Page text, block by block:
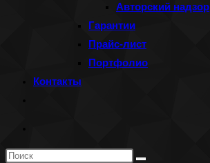
Авторский надзор
Гарантии
Прайс-лист
Портфолио
Контакты
веб-
Поиск